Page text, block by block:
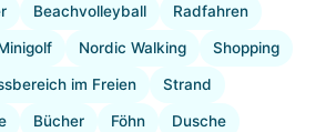
Beachvolleyball Radfahren
Nordic Walking Shopping
im Freien Strand
Bücher Föhn Dusche